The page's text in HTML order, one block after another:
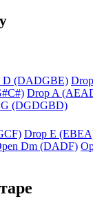
D (DADGBE)
Drop A
G (DGDGBD)
Drop E
Dm (DADF)